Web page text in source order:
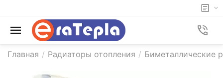
Главная / Радиаторы отопления / Биметаллические